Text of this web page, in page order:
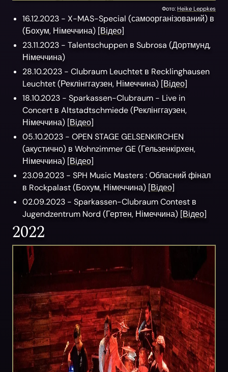
Фото: Heike Leppkes
16.12.2023 - X-MAS-Special (самоорганізований) в
(Бохум, Німеччина) [Відео]
23.11.2023 - Talentschuppen в Subrosa (Дортмунд,
Німеччина)
28.10.2023 - Clubraum Leuchtet в Recklinghausen
Leuchtet(Реклінггаузен, Німеччина) [Відео]
18.10.2023 - Sparkassen-Clubraum - Live in
Concert в Altstadtschmiede(Реклінггаузен,
Німеччина) [Відео]
05.10.2023 - OPEN STAGE GELSENKIRCHEN
(акустично) в Wohnzimmer GE(Гельзенкірхен,
Німеччина) [Відео]
23.09.2023 - SPH Music Masters: Обласний фінал
в Rockpalast(Бохум, Німеччина) [Відео]
02.09.2023 - Sparkassen-Clubraum Contest в
Jugendzentrum Nord (Гертен, Німеччина) [Відео]
2022